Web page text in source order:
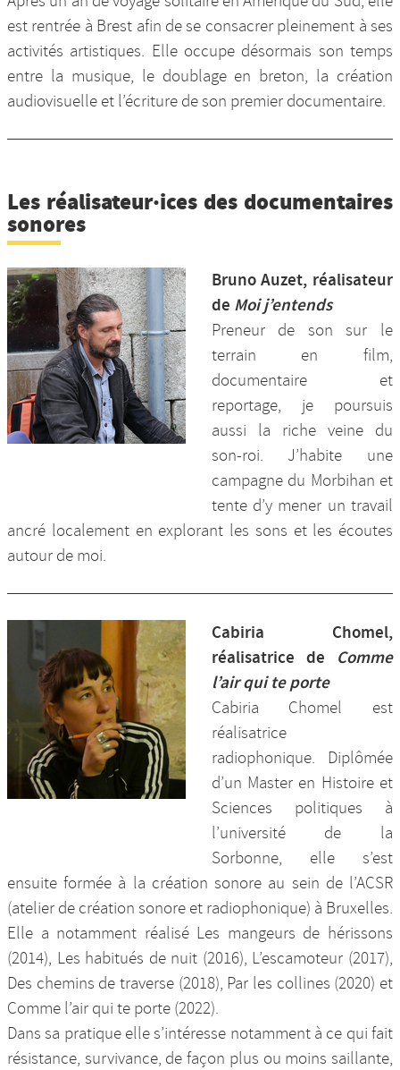
est rentrée à Brest afin de se consacrer pleinement à ses
activités artistiques. Elle occupe désormais son temps
entre la musique, le doublage en breton, la création
audiovisuelle et l’écriture de son premier documentaire.
Les réalisateur·ices des documentaires
sonores
Bruno Auzet, réalisateur
de Moi j’entends
Preneur de son sur le
terrain en film,
documentaire et
reportage, je poursuis
aussi la riche veine du
son-roi. J’habite une
campagne du Morbihan et
tente d’y mener un travail
ancré localement en explorant les sons et les écoutes
autour de moi.
Cabiria Chomel,
réalisatrice de Comme
l’air qui te porte
Cabiria Chomel est
réalisatrice
radiophonique. Diplômée
d’un Master en Histoire et
Sciences politiques à
l’université de la
Sorbonne, elle s’est
ensuite formée à la création sonore au sein de l’ACSR
(atelier de création sonore et radiophonique) à Bruxelles.
Elle a notamment réalisé Les mangeurs de hérissons
(2014), Les habitués de nuit (2016), L’escamoteur (2017),
Des chemins de traverse (2018), Par les collines (2020) et
Comme l’air qui te porte (2022).
Dans sa pratique elle s’intéresse notamment à ce qui fait
résistance, survivance, de façon plus ou moins saillante,